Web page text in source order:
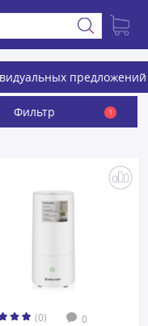
предложений
Фильтр 1
(0) 0